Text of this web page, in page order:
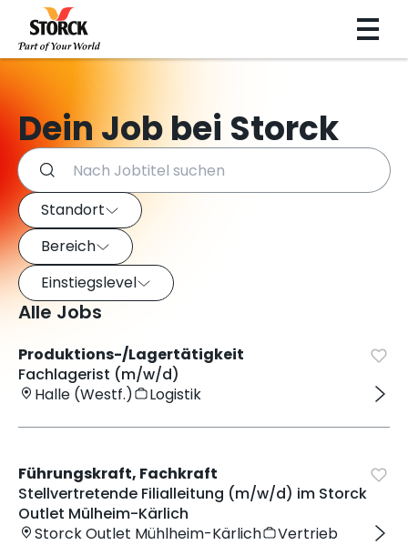
Dein Job bei Storck
Suchen Sie nach Jobs und verwenden Sie die Filter
Job-Filter
Verwenden Sie diese Filter, um Jobs nach Standort,
Standort
Bereich
Einstiegslevel
Alle Jobs
Produktions-/Lagertätigkeit
Fachlagerist (m/w/d)
Halle (Westf.)
Logistik
Führungskraft, Fachkraft
Stellvertretende Filialleitung (m/w/d) im Storck
Outlet Mülheim-Kärlich
Storck Outlet Mühlheim-Kärlich
Vertrieb